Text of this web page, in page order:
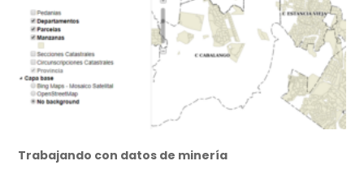
Trabajando con datos de minería